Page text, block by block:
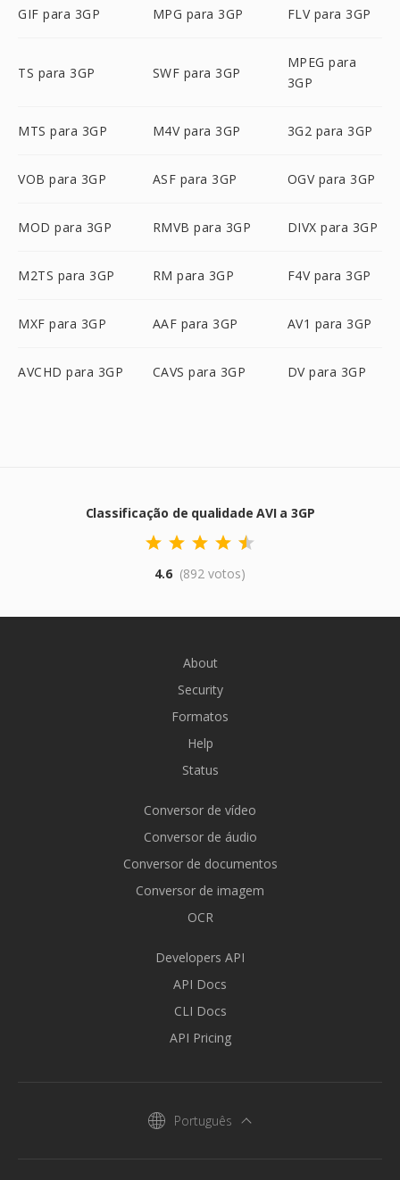
GIF para 3GP MPG para 3GP FLV para 3GP
TS para 3GP SWF para 3GP
MPEG para
3GP
MTS para 3GP M4V para 3GP 3G2 para 3GP
VOB para 3GP ASF para 3GP OGV para 3GP
MOD para 3GP RMVB para 3GP DIVX para 3GP
M2TS para 3GP RM para 3GP F4V para 3GP
MXF para 3GP AAF para 3GP AV1 para 3GP
AVCHD para 3GP CAVS para 3GP DV para 3GP
Classificação de qualidade AVI a 3GP
4.6 (892 votos)
About
Security
Formatos
Help
Status
Conversor de vídeo
Conversor de áudio
Conversor de documentos
Conversor de imagem
OCR
Developers API
API Docs
CLI Docs
API Pricing
Português